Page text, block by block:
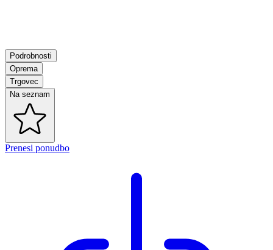
Podrobnosti
Oprema
Trgovec
Na seznam
Prenesi ponudbo